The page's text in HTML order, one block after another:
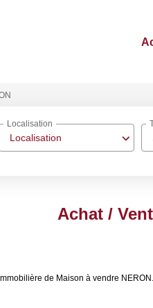
Localisation
Localisation
Achat /
de Maison à vendre